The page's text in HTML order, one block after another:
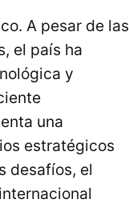
A pesar de las
el país ha
y
una
estratégicos
desafíos, el